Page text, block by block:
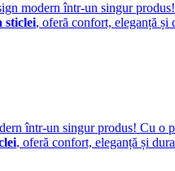
modern într-un singur
sticlei, oferă confort, eleganță și
într-un singur produs! Cu o
, oferă confort, eleganță și